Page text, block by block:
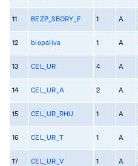
11 BEZP_SBORY_F 1 A
12 biopaliva 1 A
13 CEL_UR 4 A
14 CEL_UR_A 2 A
15 CEL_UR_RHU 1 A
16 CEL_UR_T 1 A
17 CEL_UR_V 1 A